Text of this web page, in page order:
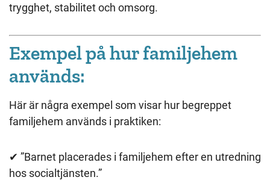
trygghet, stabilitet och omsorg.
Exempel på hur familjehem
används:
Här är några exempel som visar hur begreppet
familjehem används i praktiken:
✔︎ ”Barnet placerades i familjehem efter en utredning
hos socialtjänsten.”